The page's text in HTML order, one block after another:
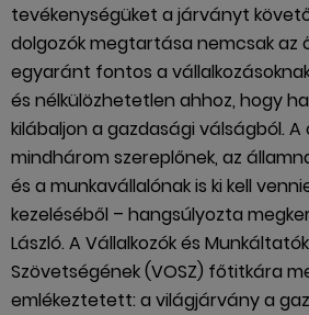
tevékenységüket a járványt
dolgozók megtartása nemcsak az
egyaránt fontos a
és nélkülözhetetlen ahhoz, hogy
kilábaljon a gazdasági válságból. A
mindhárom szereplőnek, az
és a munkavállalónak is ki kell
kezeléséből – hangsúlyozta
László. A Vállalkozók és
Szövetségének (VOSZ) főtitkára
emlékeztetett: a világjárvány a